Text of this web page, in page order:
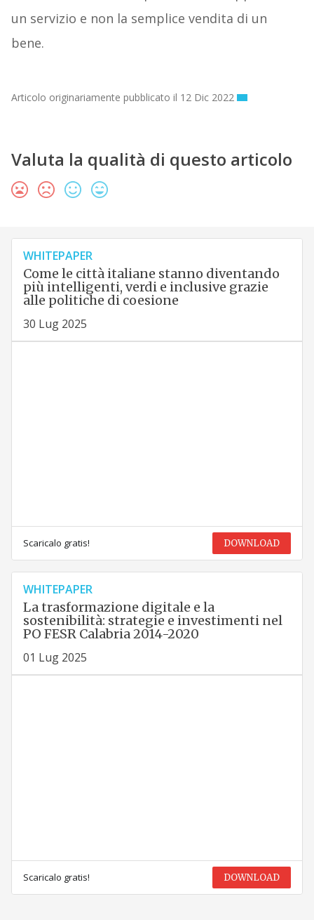
un servizio e non la semplice vendita di un
bene.
Articolo originariamente pubblicato il 12 Dic 2022
Valuta la qualità di questo articolo
WHITEPAPER
Come le città italiane stanno diventando
più intelligenti, verdi e inclusive grazie
alle politiche di coesione
30 Lug 2025
Scaricalo gratis! DOWNLOAD
WHITEPAPER
La trasformazione digitale e la
sostenibilità: strategie e investimenti nel
PO FESR Calabria 2014-2020
01 Lug 2025
Scaricalo gratis! DOWNLOAD